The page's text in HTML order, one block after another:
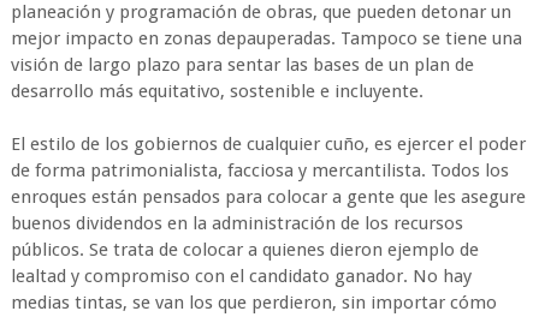
planeación y programación de obras, que pueden detonar un
mejor impacto en zonas depauperadas. Tampoco se tiene una
visión de largo plazo para sentar las bases de un plan de
desarrollo más equitativo, sostenible e incluyente.
El estilo de los gobiernos de cualquier cuño, es ejercer el poder
de forma patrimonialista, facciosa y mercantilista. Todos los
enroques están pensados para colocar a gente que les asegure
buenos dividendos en la administración de los recursos
públicos. Se trata de colocar a quienes dieron ejemplo de
lealtad y compromiso con el candidato ganador. No hay
medias tintas, se van los que perdieron, sin importar cómo